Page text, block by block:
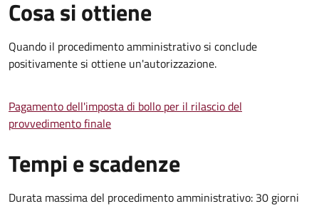
Cosa si ottiene
Quando il procedimento amministrativo si conclude
positivamente si ottiene un'autorizzazione.
Pagamento dell'imposta di bollo per il rilascio del
provvedimento finale
Tempi e scadenze
Durata massima del procedimento amministrativo: 30 giorni